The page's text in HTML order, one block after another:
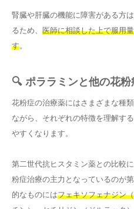
腎臓や肝臓の機能に障害がある方
るため、 医師に相談した上で服用
す。
🔍 ポララミンと他の花
花粉症の治療薬にはさまざまな種
ながら、それぞれの特徴を理解す
やすくなります。
第二世代抗ヒスタミン薬との比較
粉症治療の主力となっているのが
的なものにはフェキソフェナジン